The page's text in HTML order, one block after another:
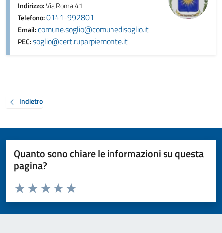
Indirizzo:Via Roma 41
Telefono:0141-992801
Email:comune.soglio@comunedisoglio.it
PEC:soglio@cert.ruparpiemonte.it
Indietro
Quanto sono chiare le informazioni su questa
pagina?
Valuta da 1 a 5 stelle la pagina
Valuta 5 stelle su 5
Valuta 4 stelle su 5
Valuta 3 stelle su 5
Valuta 2 stelle su 5
Valuta 1 stelle su 5